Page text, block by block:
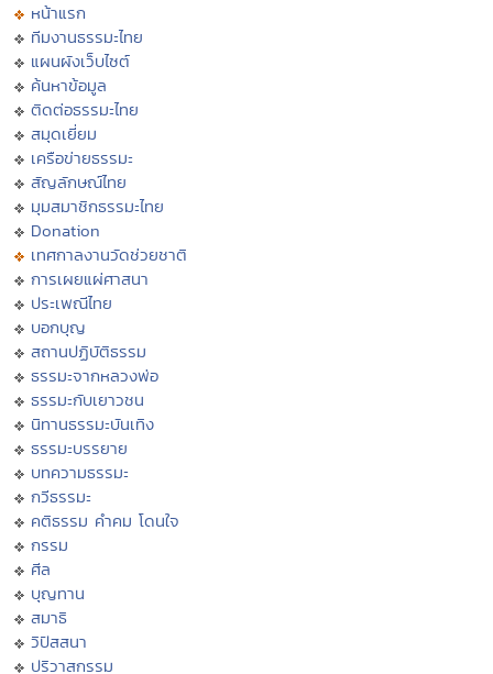
หน้าแรก
ทีมงานธรรมะไทย
แผนผังเว็บไซต์
ค้นหาข้อมูล
ติดต่อธรรมะไทย
สมุดเยี่ยม
เครือข่ายธรรมะ
สัญลักษณ์ไทย
มุมสมาชิกธรรมะไทย
Donation
เทศกาลงานวัดช่วยชาติ
การเผยแผ่ศาสนา
ประเพณีไทย
บอกบุญ
สถานปฏิบัติธรรม
ธรรมะจากหลวงพ่อ
ธรรมะกับเยาวชน
นิทานธรรมะบันเทิง
ธรรมะบรรยาย
บทความธรรมะ
กวีธรรมะ
คติธรรม คำคม โดนใจ
กรรม
ศีล
บุญทาน
สมาธิ
วิปัสสนา
ปริวาสกรรม